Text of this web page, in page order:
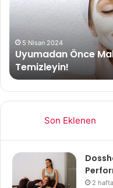
5 Nisan 2024
Uyumadan Önce
Temizleyin!
Son Eklenen
2